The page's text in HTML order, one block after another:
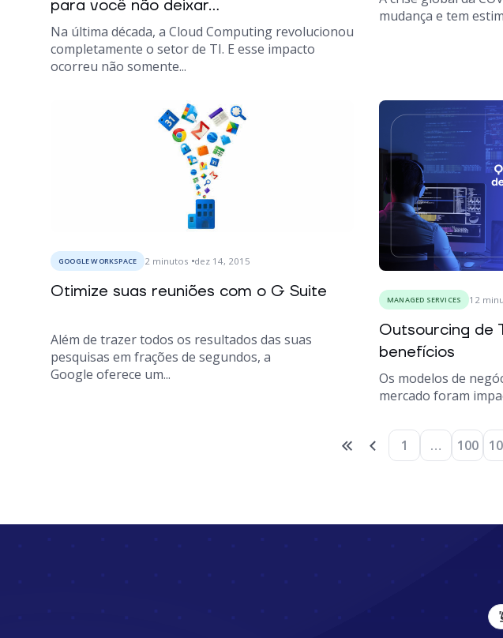
para você não deixar...
Na última década, a Cloud Computing revolucionou
completamente o setor de TI. E esse impacto
ocorreu não somente...
mudança e tem
GOOGLE WORKSPACE 2 minutos dez 14, 2015
Otimize suas reuniões com o G Suite
Além de trazer todos os resultados das suas
pesquisas em frações de segundos, a
Google oferece um...
MANAGED SERVICES 12
Outsourcing de
benefícios
Os modelos de
mercado foram
1 … 100